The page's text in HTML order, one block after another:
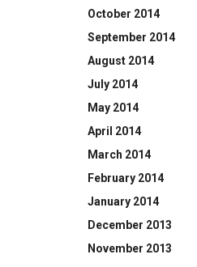
October 2014
September 2014
August 2014
July 2014
May 2014
April 2014
March 2014
February 2014
January 2014
December 2013
November 2013